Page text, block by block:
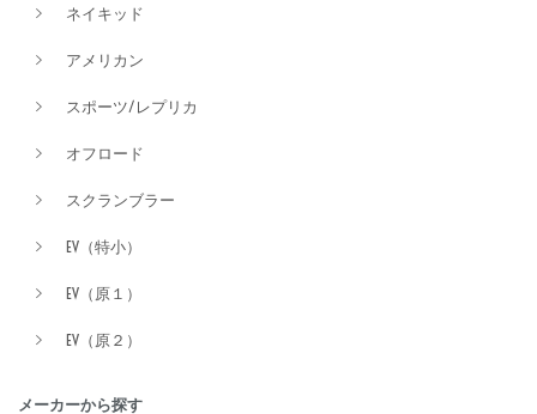
ネイキッド
アメリカン
スポーツ/レプリカ
オフロード
スクランブラー
EV（特小）
EV（原１）
EV（原２）
メーカーから探す